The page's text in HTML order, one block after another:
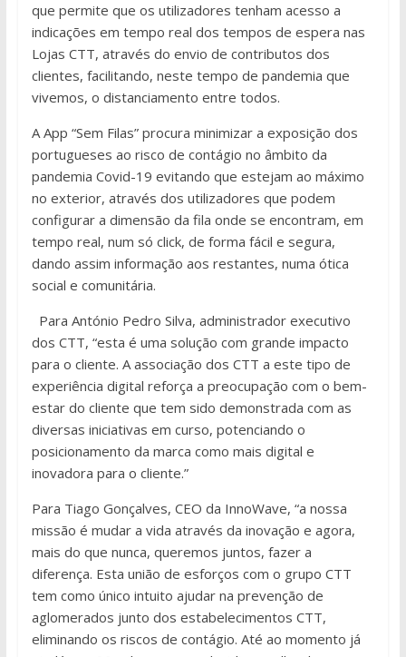
que permite que os utilizadores tenham acesso a
indicações em tempo real dos tempos de espera nas
Lojas CTT, através do envio de contributos dos
clientes, facilitando, neste tempo de pandemia que
vivemos, o distanciamento entre todos.
A App “Sem Filas” procura minimizar a exposição dos
portugueses ao risco de contágio no âmbito da
pandemia Covid-19 evitando que estejam ao máximo
no exterior, através dos utilizadores que podem
configurar a dimensão da fila onde se encontram, em
tempo real, num só click, de forma fácil e segura,
dando assim informação aos restantes, numa ótica
social e comunitária.
Para António Pedro Silva, administrador executivo
dos CTT, “esta é uma solução com grande impacto
para o cliente. A associação dos CTT a este tipo de
experiência digital reforça a preocupação com o bem-
estar do cliente que tem sido demonstrada com as
diversas iniciativas em curso, potenciando o
posicionamento da marca como mais digital e
inovadora para o cliente.”
Para Tiago Gonçalves, CEO da InnoWave, “a nossa
missão é mudar a vida através da inovação e agora,
mais do que nunca, queremos juntos, fazer a
diferença. Esta união de esforços com o grupo CTT
tem como único intuito ajudar na prevenção de
aglomerados junto dos estabelecimentos CTT,
eliminando os riscos de contágio. Até ao momento já